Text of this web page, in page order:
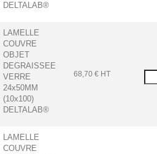
DELTALAB®
LAMELLE
COUVRE
OBJET
DEGRAISSEE
VERRE
24x50MM
(10x100)
DELTALAB®
68,70 € HT
LAMELLE
COUVRE